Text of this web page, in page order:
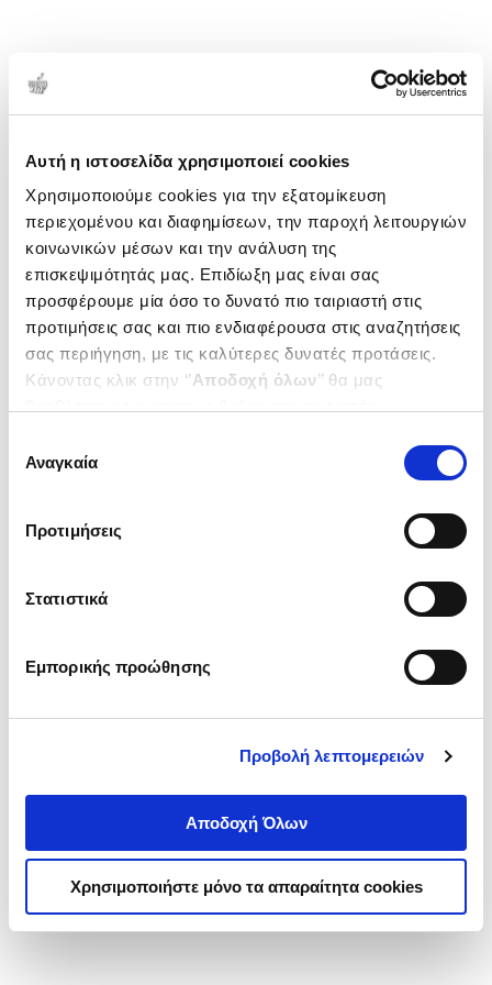
Αυτή η ιστοσελίδα χρησιμοποιεί cookies
Χρησιμοποιούμε cookies για την εξατομίκευση
περιεχομένου και διαφημίσεων, την παροχή λειτουργιών
κοινωνικών μέσων και την ανάλυση της
επισκεψιμότητάς μας. Επιδίωξη μας είναι σας
προσφέρουμε μία όσο το δυνατό πιο ταιριαστή στις
προτιμήσεις σας και πιο ενδιαφέρουσα στις αναζητήσεις
σας περιήγηση, με τις καλύτερες δυνατές προτάσεις.
Κάνοντας κλικ στην ‘’Αποδοχή όλων’’ θα μας
ενδιαφέρουν και να επιλέξετε από τα παρακάτω με την
΄΄και να ενημερωθείτε σχετικά με
συγκατάθεσης
Αναγκαία
Προτιμήσεις
Στατιστικά
Εμπορικής προώθησης
Προβολή λεπτομερειών
Αποδοχή Όλων
Χρησιμοποιήστε μόνο τα απαραίτητα cookies